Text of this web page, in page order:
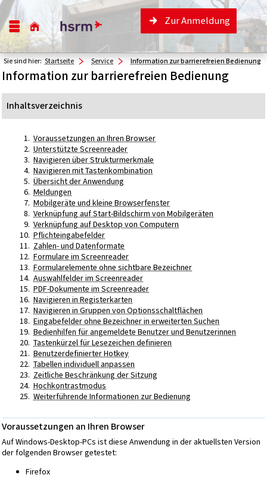
Zur Anmeldung
Sie sind hier: Startseite Service Information zur barrierefreien Bedienung
Information zur barrierefreien Bedienung
Inhaltsverzeichnis
Voraussetzungen an Ihren Browser
Unterstützte Screenreader
Navigieren über Strukturmerkmale
Navigieren mit Tastenkombination
Übersicht der Anwendung
Meldungen
Mobilgeräte und kleine Browserfenster
Verknüpfung auf Start-Bildschirm von Mobilgeräten
Verknüpfung auf Desktop von Computern
Pflichteingabefelder
Zahlen- und Datenformate
Formulare im Screenreader
Formularelemente ohne sichtbare Bezeichner
Auswahlfelder im Screenreader
PDF-Dokumente im Screenreader
Navigieren in Registerkarten
Navigieren in Gruppen von Optionsschaltflächen
Eingabefelder ohne Bezeichner in erweiterten Suchen
Bedienhilfen für angemeldete Benutzer und Benutzerinnen
Tastenkürzel für Lesezeichen definieren
Benutzerdefinierter Hotkey
Tabellen individuell anpassen
Zeitliche Beschränkung der Sitzung
Hochkontrastmodus
Weiterführende Informationen zur Bedienung
Voraussetzungen an Ihren Browser
Auf Windows-Desktop-PCs ist diese Anwendung in der aktuellsten Version
der folgenden Browser getestet:
Firefox